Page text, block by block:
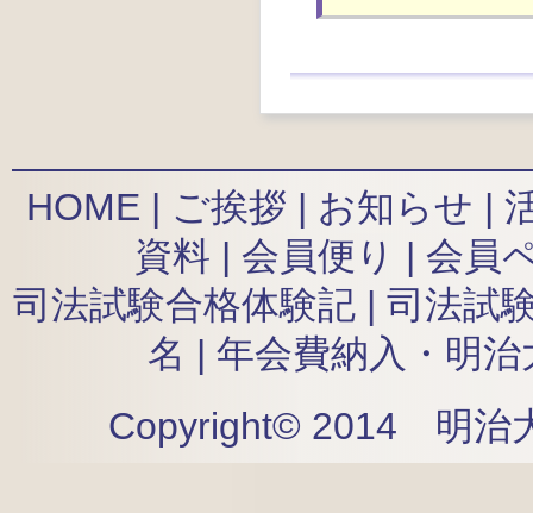
HOME | ご挨拶 | お知らせ |
資料 | 会員便り | 会員
司法試験合格体験記| 司法試
名 | 年会費納入・明
Copyright© 2014 明治